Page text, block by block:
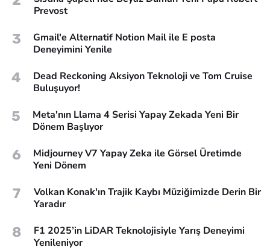
Prevost
3
Gmail'e Alternatif Notion Mail ile E posta
Deneyimini Yenile
4
Dead Reckoning Aksiyon Teknoloji ve Tom Cruise
Buluşuyor!
5
Meta'nın Llama 4 Serisi Yapay Zekada Yeni Bir
Dönem Başlıyor
6
Midjourney V7 Yapay Zeka ile Görsel Üretimde
Yeni Dönem
7
Volkan Konak'ın Trajik Kaybı Müziğimizde Derin Bir
Yaradır
8
F1 2025’in LiDAR Teknolojisiyle Yarış Deneyimi
Yenileniyor